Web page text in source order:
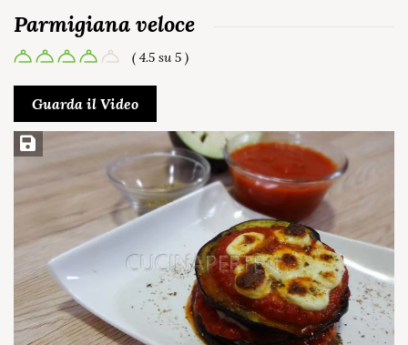
Parmigiana veloce
( 4.5 su 5 )
Guarda il Video
Salva ricetta